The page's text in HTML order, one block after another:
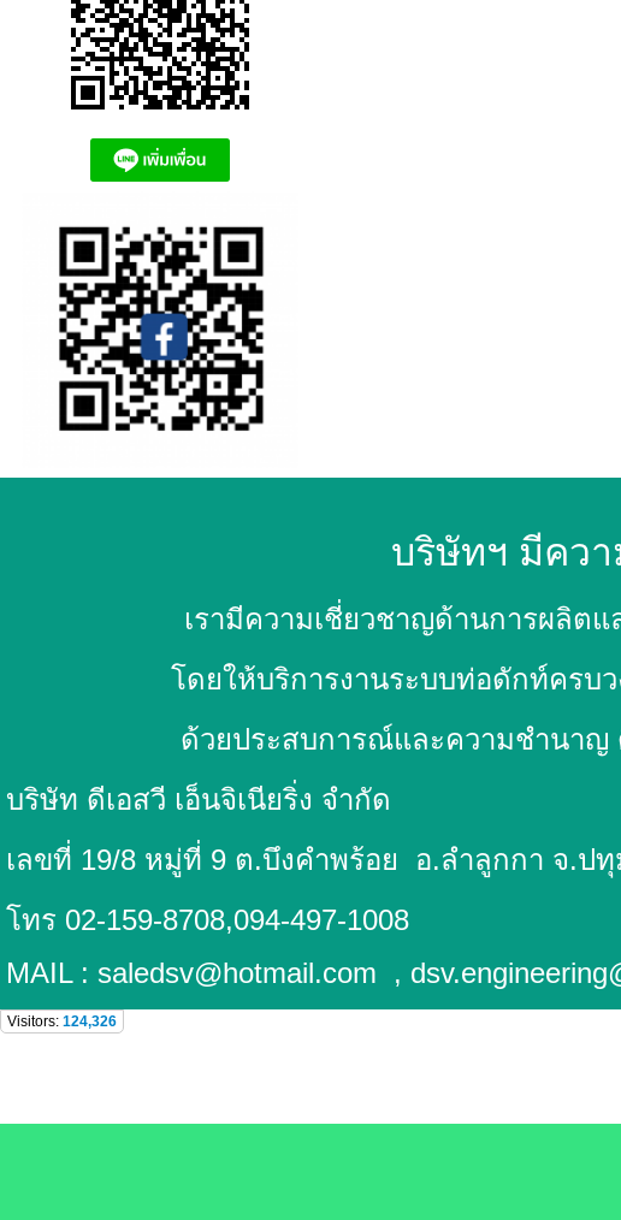
บริษัทฯ มีคว
เรามีความเชี่ยวชาญด้านการผลิต
โดยให้บริการงานระบบท่อดักท์ครบ
ด้วยประสบการณ์และความชำนาญ
บริษัท ดีเอสวี เอ็นจิเ
เลขที่ 19/8 หมู่ที่ 9 ต.บึงคำพร้อย อ.ลำลูกก
โทร 02-159-8708,094-497-1008
MAIL : saledsv@hotmail.com ,
Visitors: 124,326